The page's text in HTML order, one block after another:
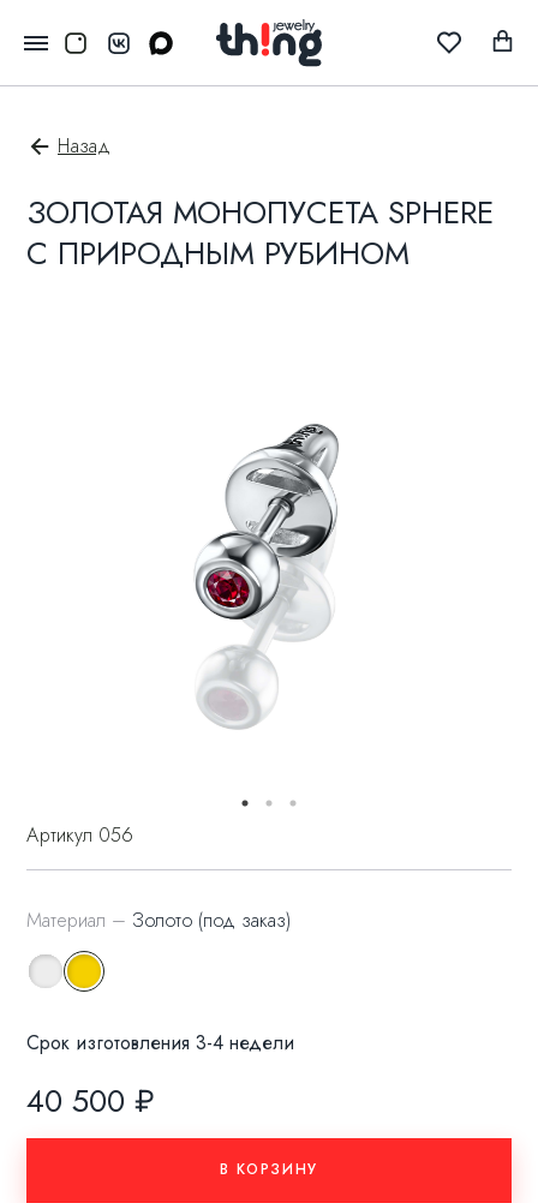
Назад
ЗОЛОТАЯ МОНОПУСЕТА SPHERE
С ПРИРОДНЫМ РУБИНОМ
Артикул 056
Материал – Золото (под заказ)
Срок изготовления 3-4 недели
40 500 ₽
В КОРЗИНУ